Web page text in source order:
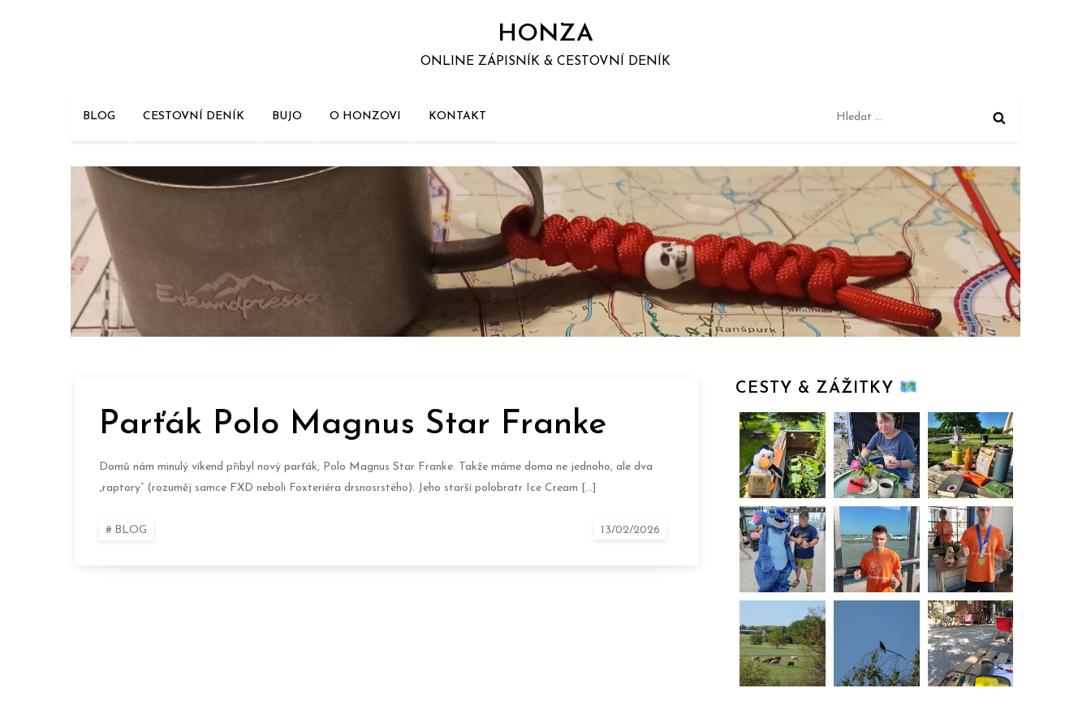
HONZA
ONLINE ZÁPISNÍK & CESTOVNÍ DENÍK
BLOG CESTOVNÍ DENÍK BUJO O HONZOVI KONTAKT
Parťák Polo Magnus Star Franke
Domů nám minulý víkend přibyl nový parťák, Polo Magnus Star Franke. Takže máme doma ne jednoho, ale dva
„raptory“ (rozuměj samce FXD neboli Foxteriéra drsnosrstého). Jeho starší polobratr Ice Cream […]
BLOG
CESTY & ZÁŽITKY